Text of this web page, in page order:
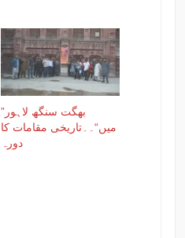
”بھگت سنگھ لاہور
میں“۔۔تاریخی مقامات کا
دورہ